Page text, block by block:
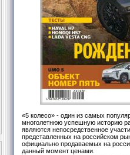
«5 колесо» - один из самых
многолетнюю успешную историю
являются непосредственное
представленных на российском
официально продаваемых на
данный момент ценами.